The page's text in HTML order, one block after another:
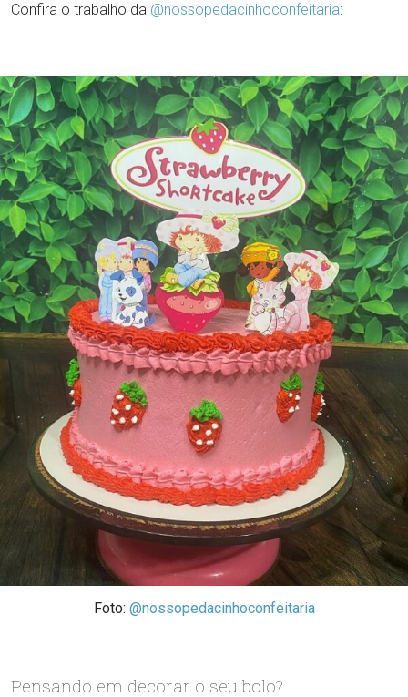
Confira o trabalho da @nossopedacinhoconfeitaria:
Foto: @nossopedacinhoconfeitaria
Pensando em decorar o seu bolo?